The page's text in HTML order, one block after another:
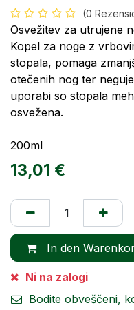
(0
Osvežitev za utrujene
Kopel za noge z
stopala, pomaga
otečenih nog ter
uporabi so stopala
osvežena.
200ml
13,01 €
In den
Ni na zalogi
Bodite obveščeni,